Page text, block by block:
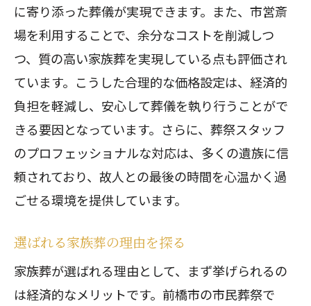
に寄り添った葬儀が実現できます。また、市営斎
場を利用することで、余分なコストを削減しつ
つ、質の高い家族葬を実現している点も評価され
ています。こうした合理的な価格設定は、経済的
負担を軽減し、安心して葬儀を執り行うことがで
きる要因となっています。さらに、葬祭スタッフ
のプロフェッショナルな対応は、多くの遺族に信
頼されており、故人との最後の時間を心温かく過
ごせる環境を提供しています。
選ばれる家族葬の理由を探る
家族葬が選ばれる理由として、まず挙げられるの
は経済的なメリットです。前橋市の市民葬祭で